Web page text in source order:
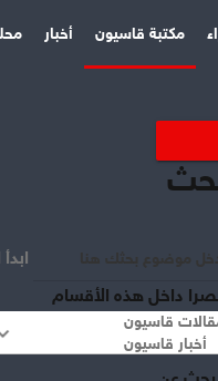
مكتبة قاسيون أخبار
داخل هذه الأقسام